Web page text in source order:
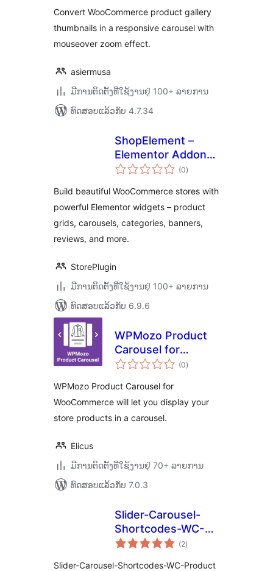
Convert WooCommerce product gallery
thumbnails in a responsive carousel with
mouseover zoom effect.
asiermusa
ມີການຕິດຕັ້ງທີ່ໃຊ້ງານຢູ່ 100+ ລາຍການ
ທົດສອບແລ້ວກັບ 4.7.34
ShopElement –
Elementor Addons
for WooCommerce
Carousel &
Category Widgets
(0ຄະແນນ
ທັງໝົດ
)
Build beautiful WooCommerce stores with
powerful Elementor widgets – product
grids, carousels, categories, banners,
reviews, and more.
StorePlugin
ມີການຕິດຕັ້ງທີ່ໃຊ້ງານຢູ່ 100+ ລາຍການ
ທົດສອບແລ້ວກັບ 6.9.6
WPMozo Product
Carousel for
WooCommerce
(0ຄະແນນ
ທັງໝົດ
)
WPMozo Product Carousel for
WooCommerce will let you display your
store products in a carousel.
Elicus
ມີການຕິດຕັ້ງທີ່ໃຊ້ງານຢູ່ 70+ ລາຍການ
ທົດສອບແລ້ວກັບ 7.0.3
Slider-Carousel-
Shortcodes-WC-
Product
(2ຄະແນນ
ທັງໝົດ
)
Slider-Carousel-Shortcodes-WC-Product